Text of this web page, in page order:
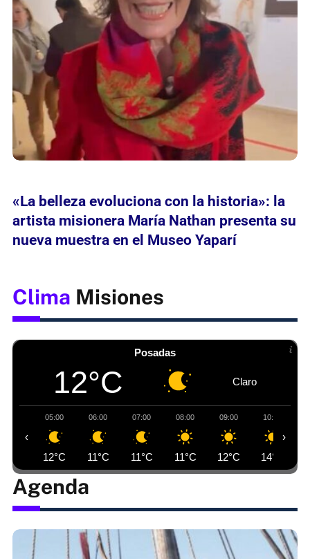
«La belleza evoluciona con la historia»: la
artista misionera María Nathan presenta su
nueva muestra en el Museo Yaparí
Clima Misiones
Posadas
12°C Claro
05:00
12°C
06:00
11°C
07:00
11°C
08:00
11°C
09:00
12°C
10:00
14°C
‹ ›
Agenda